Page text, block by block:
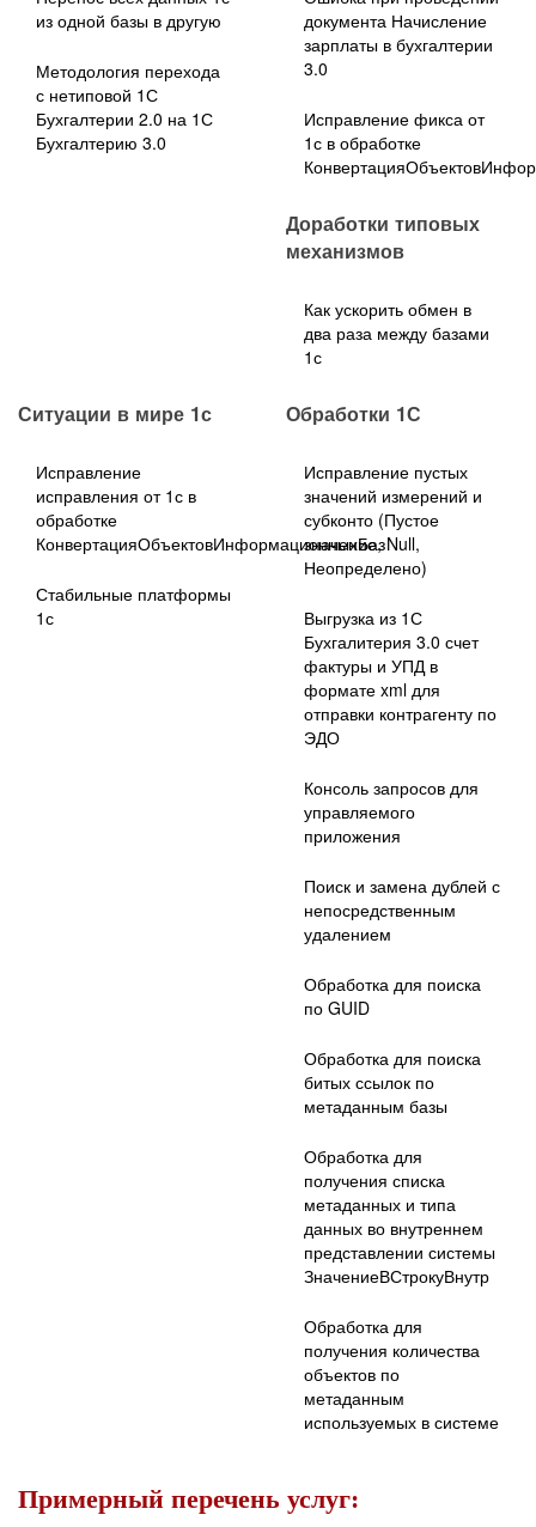
из одной базы в другую
Методология перехода
с нетиповой 1С
Бухгалтерии 2.0 на 1С
Бухгалтерию 3.0
документа Начисление
зарплаты в бухгалтерии
3.0
Исправление фикса от
1с в обработке
Доработки типовых
механизмов
Как ускорить обмен в
два раза между базами
1с
Ситуации в мире 1с
Исправление
исправления от 1с в
обработке
КонвертацияОбъектовИнформационныхБаз
Стабильные платформы
1с
Обработки 1С
Исправление пустых
значений измерений и
субконто (Пустое
значение, Null,
Неопределено)
Выгрузка из 1С
Бухгалитерия 3.0 счет
фактуры и УПД в
формате xml для
отправки контрагенту по
ЭДО
Консоль запросов для
управляемого
приложения
Поиск и замена дублей с
непосредственным
удалением
Обработка для поиска
по GUID
Обработка для поиска
битых ссылок по
метаданным базы
Обработка для
получения списка
метаданных и типа
данных во внутреннем
представлении системы
ЗначениеВСтрокуВнутр
Обработка для
получения количества
объектов по
метаданным
используемых в системе
Примерный перечень услуг: